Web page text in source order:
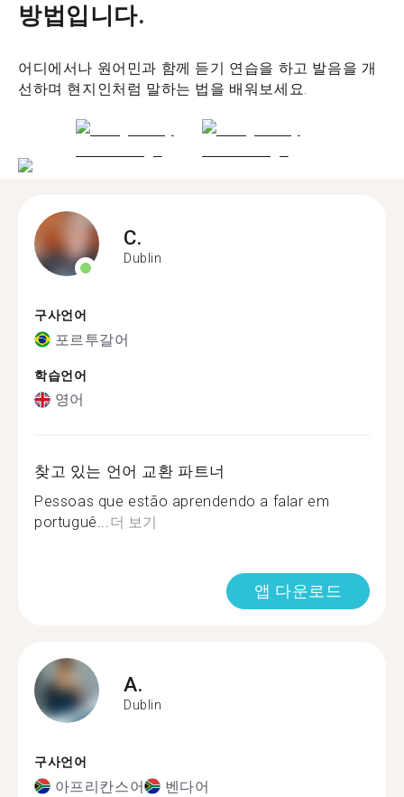
방법입니다.
어디에서나 원어민과 함께 듣기 연습을 하고 발음을 개
선하며 현지인처럼 말하는 법을 배워보세요.
C.
Dublin
구사언어
포르투갈어
학습언어
영어
찾고 있는 언어 교환 파트너
Pessoas que estão aprendendo a falar em
portuguê...더 보기
앱 다운로드
A.
Dublin
구사언어
아프리칸스어 벤다어